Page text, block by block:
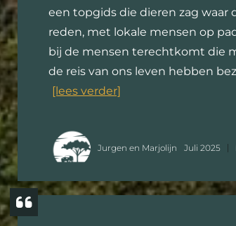
een topgids die dieren zag waar
reden, met lokale mensen op
bij de mensen terechtkomt die
de reis van ons leven hebben
[lees verder]
Jurgen en Marjolijn Juli 2025